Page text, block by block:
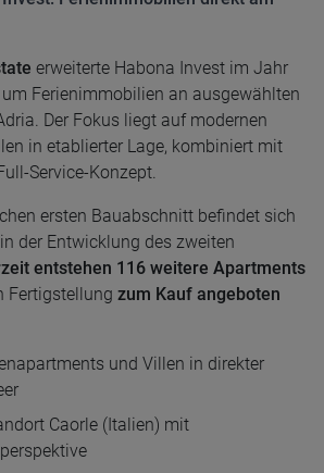
erweiterte Habona Invest im Jahr
Ferienimmobilien an ausgewählten
Der Fokus liegt auf modernen
in etablierter Lage, kombiniert mit
Service-Konzept.
ersten Bauabschnitt befindet sich
der Entwicklung des zweiten
entstehen 116 weitere Apartments
Fertigstellung zum Kauf angeboten
und Villen in direkter
Caorle (Italien) mit